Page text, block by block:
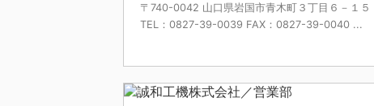
〒740-0042 山口県岩国市青木町３丁目６－１５
TEL：0827-39-0039 FAX：0827-39-0040 ...